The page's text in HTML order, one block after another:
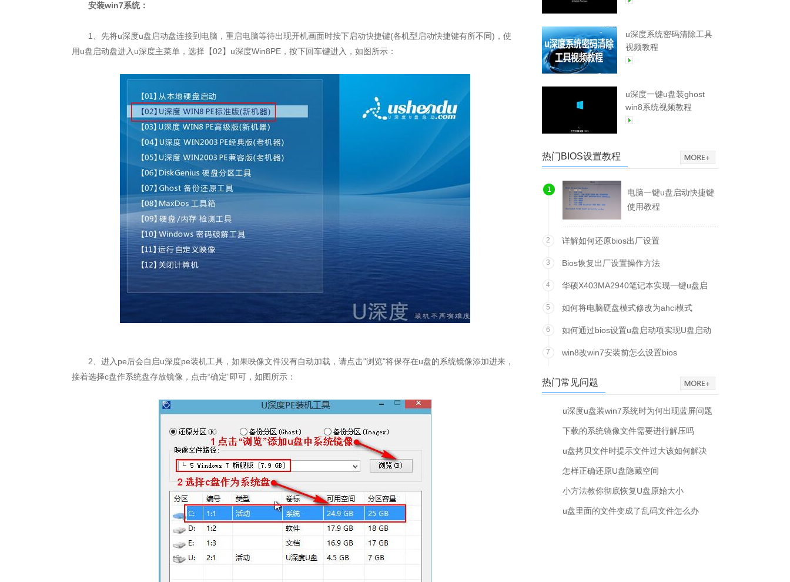
安装win7系统：
1、先将u深度u盘启动盘连接到电脑，重启电脑等待出现开机画面时按下启动快捷键(各机型启动快捷键有所不同)，使
用u盘启动盘进入u深度主菜单，选择【02】u深度Win8PE，按下回车键进入，如图所示：
2、进入pe后会自启u深度pe装机工具，如果映像文件没有自动加载，请点击"浏览"将保存在u盘的系统镜像添加进来，
接着选择c盘作系统盘存放镜像，点击“确定”即可，如图所示：
u深度系统密码清除工具
视频教程
u深度一键u盘装ghost
win8系统视频教程
热门BIOS设置教程
1
电脑一键u盘启动快捷键
使用教程
2 详解如何还原bios出厂设置
3 Bios恢复出厂设置操作方法
4
华硕X403MA2940笔记本实现一键u盘启
动方法
5 如何将电脑硬盘模式修改为ahci模式
6 如何通过bios设置u盘启动项实现U盘启动
7 win8改win7安装前怎么设置bios
热门常见问题
u深度u盘装win7系统时为何出现蓝屏问题
下载的系统镜像文件需要进行解压吗
u盘拷贝文件时提示文件过大该如何解决
怎样正确还原U盘隐藏空间
小方法教你彻底恢复U盘原始大小
u盘里面的文件变成了乱码文件怎么办